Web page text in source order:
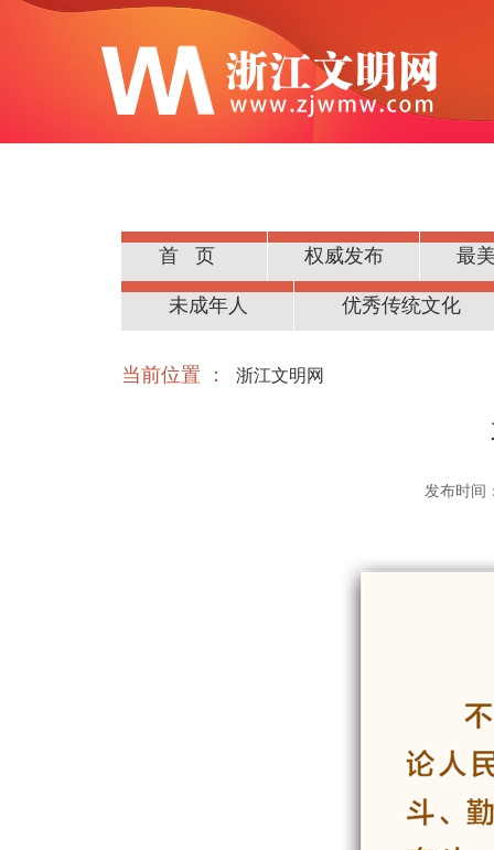
首页 权威发布 最
公民道德
未成年人 优秀传统文化
当前位置 ： 浙江文明网
发布时间